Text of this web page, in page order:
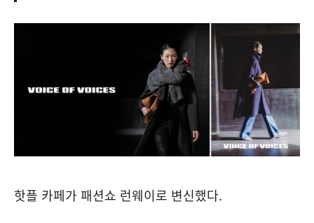
핫플 카페가 패션쇼 런웨이로 변신했다.